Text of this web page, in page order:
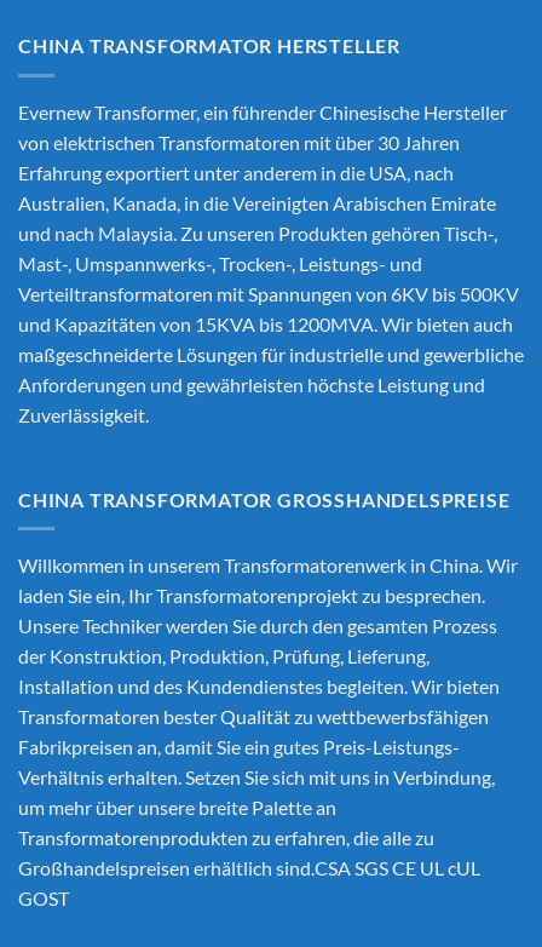
CHINA TRANSFORMATOR HERSTELLER
Evernew Transformer, ein führenderChinesische Hersteller
von elektrischen Transformatoren mit über 30 Jahren
Erfahrung exportiert unter anderem in die USA, nach
Australien, Kanada, in die Vereinigten Arabischen Emirate
und nach Malaysia. Zu unseren Produkten gehören Tisch-,
Mast-, Umspannwerks-, Trocken-, Leistungs- und
Verteiltransformatoren mit Spannungen von 6KV bis 500KV
und Kapazitäten von 15KVA bis 1200MVA. Wir bieten auch
maßgeschneiderte Lösungen für industrielle und gewerbliche
Anforderungen und gewährleisten höchste Leistung und
Zuverlässigkeit.
CHINA TRANSFORMATOR GROSSHANDELSPREISE
Willkommen in unserem Transformatorenwerk in China. Wir
laden Sie ein, Ihr Transformatorenprojekt zu besprechen.
Unsere Techniker werden Sie durch den gesamten Prozess
der Konstruktion, Produktion, Prüfung, Lieferung,
Installation und des Kundendienstes begleiten. Wir bieten
Transformatoren bester Qualität zu wettbewerbsfähigen
Fabrikpreisen an, damit Sie ein gutes Preis-Leistungs-
Verhältnis erhalten. Setzen Sie sich mit uns in Verbindung,
um mehr über unsere breite Palette an
Transformatorenprodukten zu erfahren, die alle zu
Großhandelspreisen erhältlich sind.CSA SGS CE UL cUL
GOST